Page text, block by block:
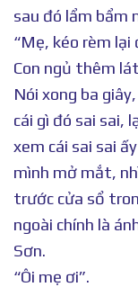
sau đó lẩm bẩm
“Mẹ, kéo rèm lại
Con ngủ thêm
Nói xong ba
cái gì đó sai sai,
xem cái sai sai
mình mở mắt,
trước cửa sổ
ngoài chính là
Sơn.
“Ôi mẹ ơi”.